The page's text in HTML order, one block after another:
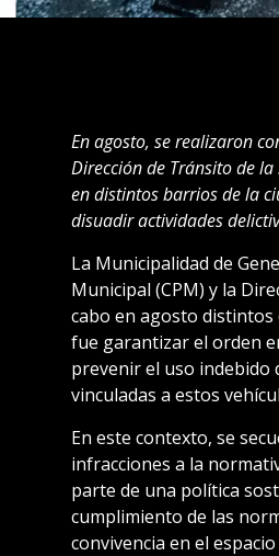
En agosto, se realizaron
Dirección de Tránsito de
en distintos barrios de la
disuadir actividades
La Municipalidad de
Municipal (CPM) y la
cabo en agosto
fue garantizar el orden
prevenir el uso indebido
vinculadas a estos
En este contexto, se
infracciones a la
parte de una política
cumplimiento de las
convivencia en el